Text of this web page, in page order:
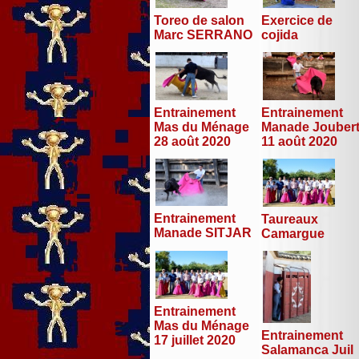
Toreo de salon
Marc SERRANO
Exercice de
cojida
Entrainement
Mas du Ménage
28 août 2020
Entrainement
Manade Joubert
11 août 2020
Entrainement
Manade SITJAR
Taureaux
Camargue
Entrainement
Mas du Ménage
17 juillet 2020
Entrainement
Salamanca Juil